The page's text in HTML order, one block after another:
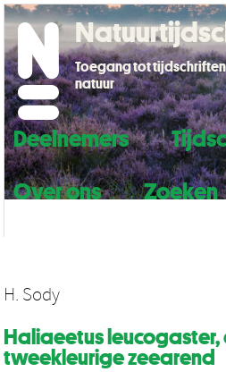
Deelnemers
Over ons
Zoeken
Toegang tot
natuur
H. Sody
Haliaeetus
tweekleurige zeearend